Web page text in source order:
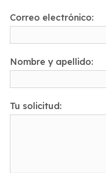
Correo electrónico:
Nombre y apellido:
Tu solicitud: